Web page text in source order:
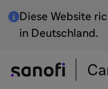
Diese Website
in Deutschland.